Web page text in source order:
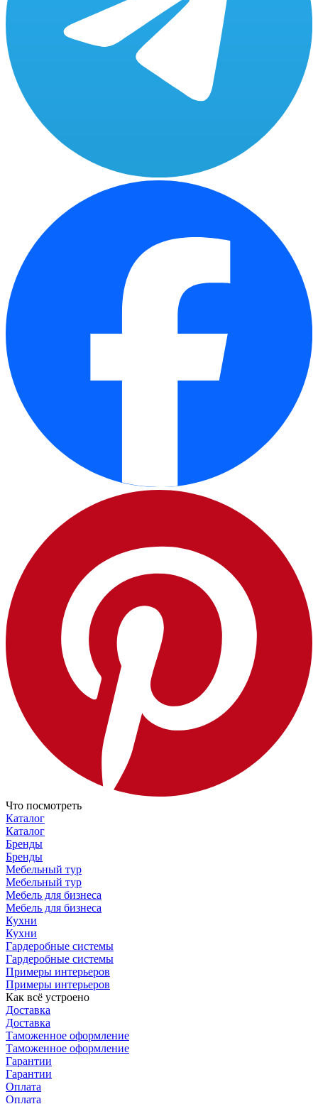
Что посмотреть
Каталог
Каталог
Бренды
Бренды
Мебельный тур
Мебельный тур
Мебель для бизнеса
Мебель для бизнеса
Кухни
Кухни
Гардеробные системы
Гардеробные системы
Примеры интерьеров
Примеры интерьеров
Как всё устроено
Доставка
Доставка
Таможенное оформление
Таможенное оформление
Гарантии
Гарантии
Оплата
Оплата